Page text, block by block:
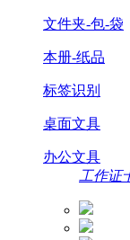
文件夹-包-袋
本册-纸品
标签识别
桌面文具
办公文具
工作证